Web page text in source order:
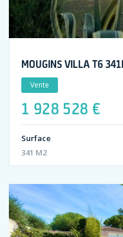
MOUGINS VILLA T6
Vente
1 928 528 €
Surface
341 M2